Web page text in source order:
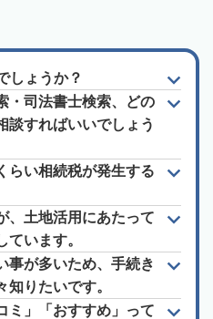
しょうか？
・司法書士検索、どの
談すればいいでしょう
らい相続税が発生する
、土地活用にあたって
います。
事が多いため、手続き
りたいです。
ミ」「おすすめ」って